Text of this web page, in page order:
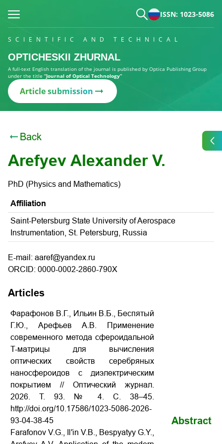
ISSN: 1023-5086
SCIENTIFIC AND TECHNICAL
OPTICHESKII ZHURNAL
A full-text English translation of the journal is published by Optica Publishing Group
under the title “Journal of Optical Technology”
Article submission
Back
Arefyev Alexander V.
PhD (Physics and Mathematics)
Affiliation
Saint-Petersburg State University of Aerospace
Instrumentation, St. Petersburg, Russia
E-mail: aaref@yandex.ru
ORCID: 0000-0002-2860-790X
Articles
Фарафонов В.Г., Ильин В.Б., Беспятый
Г.Ю., Арефьев А.В. Применение
современного метода сфероидальной
T-матрицы для вычисления
оптических свойств серебряных
наносфероидов с диэлектрическим
покрытием // Оптический журнал.
2026. Т. 93. № 4. С. 38–45.
http://doi.org/10.17586/1023-5086-2026-
93-04-38-45
Farafonov V.G., Il′in V.B., Bespyatyy G.Y.,
Abstract